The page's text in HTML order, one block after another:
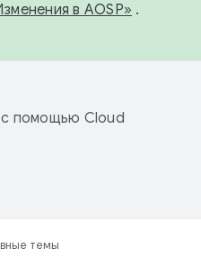
в AOSP» .
с помощью Cloud
темы